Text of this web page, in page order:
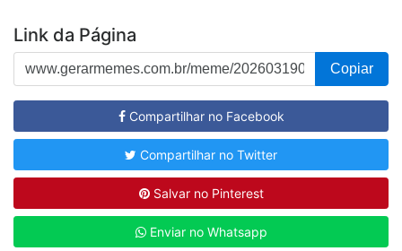
Link da Página
Copiar
Compartilhar no Facebook
Compartilhar no Twitter
Salvar no Pinterest
Enviar no Whatsapp